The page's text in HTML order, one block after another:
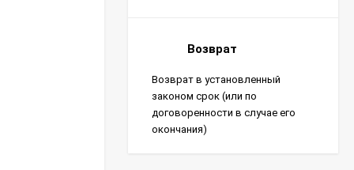
Возврат
Возврат в установленный
законом срок (или по
договоренности в случае его
окончания)